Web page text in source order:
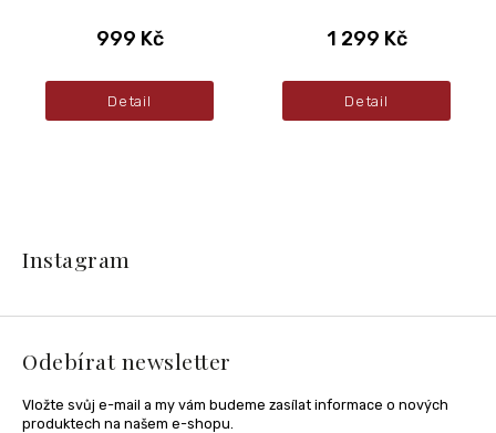
999 Kč
Detail
1 299 Kč
Detail
t
Instagram
Odebírat newsletter
Vložte svůj e-mail a my vám budeme zasílat informace o nových
produktech na našem e-shopu.